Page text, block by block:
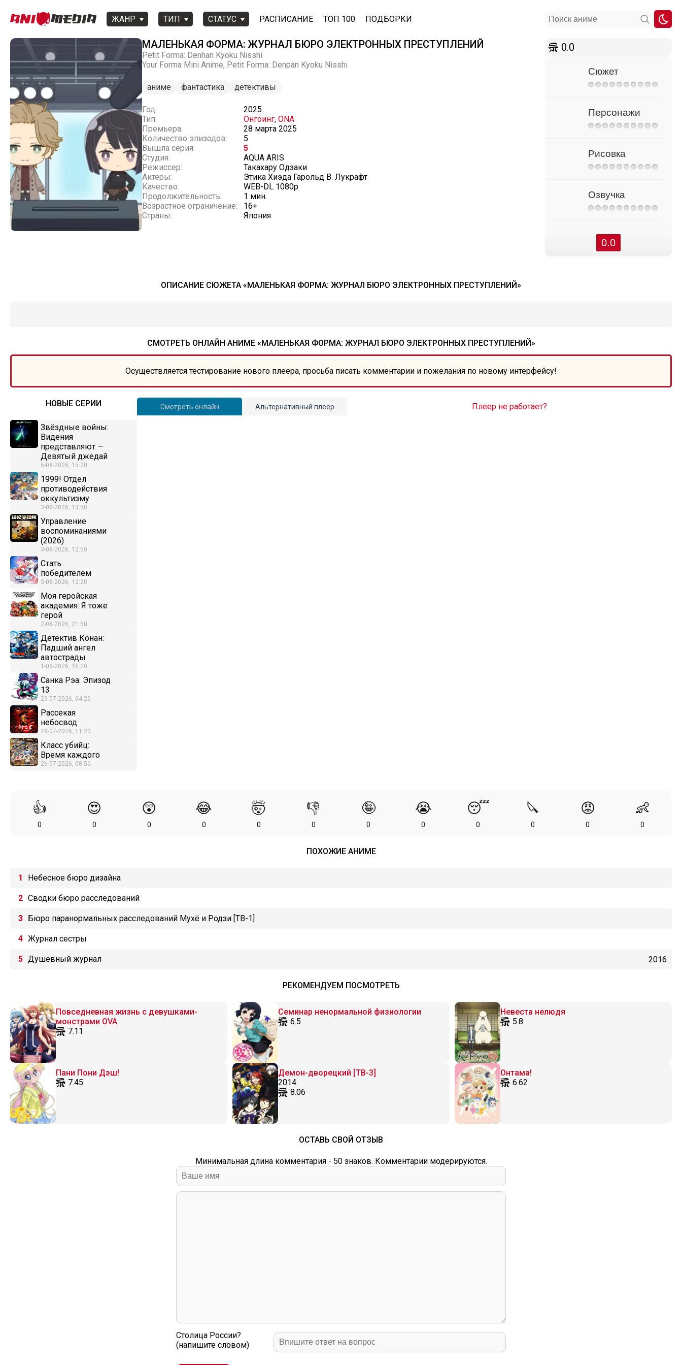
ЖАНР ТИП СТАТУС РАСПИСАНИЕ ТОП 100 ПОДБОРКИ
МАЛЕНЬКАЯ ФОРМА: ЖУРНАЛ БЮРО ЭЛЕКТРОННЫХ ПРЕСТУПЛЕНИЙ
Petit Forma: Denhan Kyoku Nisshi
Your Forma Mini Anime, Petit Forma: Denpan Kyoku Nisshi
аниме фантастика детективы
Год:
2025
Тип:
Онгоинг, ONA
Премьера:
28 марта 2025
Количество эпизодов:
5
Вышла серия:
5
Студия:
AQUA ARIS
Режиссер:
Такахару Одзаки
Актеры:
Этика Хиэда Гарольд В. Лукрафт
Качество:
WEB-DL 1080p
Продолжительность:
1 мин.
Возрастное ограничение:
16+
Страны:
Япония
0.0
Сюжет
Персонажи
Рисовка
Озвучка
0.0
ОПИСАНИЕ СЮЖЕТА «МАЛЕНЬКАЯ ФОРМА: ЖУРНАЛ БЮРО ЭЛЕКТРОННЫХ ПРЕСТУПЛЕНИЙ»
СМОТРЕТЬ ОНЛАЙН АНИМЕ «МАЛЕНЬКАЯ ФОРМА: ЖУРНАЛ БЮРО ЭЛЕКТРОННЫХ ПРЕСТУПЛЕНИЙ»
Осуществляется тестирование нового плеера, просьба писать комментарии и пожелания по новому интерфейсу!
НОВЫЕ СЕРИИ
Звёздные войны:
Видения
представляют —
Девятый джедай
5-08-2026, 15:20
1999! Отдел
противодействия
оккультизму
3-08-2026, 13:50
Управление
воспоминаниями
(2026)
3-08-2026, 12:50
Стать
победителем
3-08-2026, 12:20
Моя геройская
академия: Я тоже
герой
2-08-2026, 21:50
Детектив Конан:
Падший ангел
автострады
1-08-2026, 16:20
Санка Рэа: Эпизод
13
29-07-2026, 04:20
Рассекая
небосвод
28-07-2026, 11:20
Класс убийц:
Время каждого
26-07-2026, 08:50
Смотреть онлайн Альтернативный плеер Плеер не работает?
👍
0
😍
0
😲
0
😂
0
🤯
0
👎
0
🤪
0
😭
0
😴
0
🔪
0
😡
0
👶
0
ПОХОЖИЕ АНИМЕ
Небесное бюро дизайна
Сводки бюро расследований
Бюро паранормальных расследований Мухё и Родзи [ТВ-1]
Журнал сестры
Душевный журнал 2016
РЕКОМЕНДУЕМ ПОСМОТРЕТЬ
Повседневная жизнь с девушками-
монстрами OVA
7.11
Семинар ненормальной физиологии
6.5
Невеста нелюдя
5.8
Пани Пони Дэш!
7.45
Демон-дворецкий [ТВ-3]
2014
8.06
Онтама!
6.62
ОСТАВЬ СВОЙ ОТЗЫВ
Минимальная длина комментария - 50 знаков. Комментарии модерируются.
Столица России?
(напишите словом)